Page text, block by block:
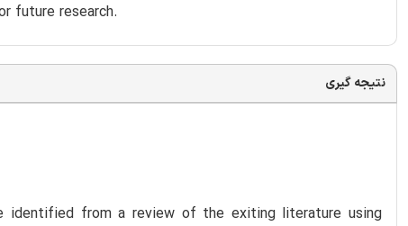
future research.
نتیجه گیری
identified from a review of the exiting literature using